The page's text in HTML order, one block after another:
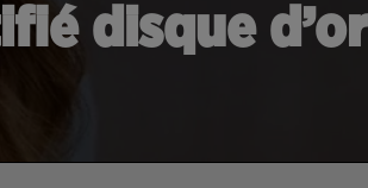
disque d’or